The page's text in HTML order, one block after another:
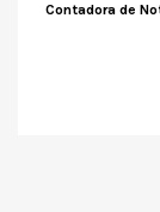
Contadora de